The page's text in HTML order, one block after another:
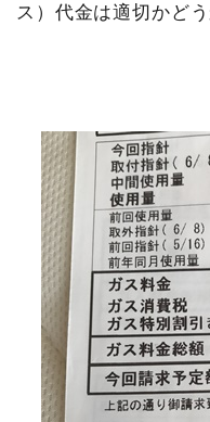
ス）代金は適切かど